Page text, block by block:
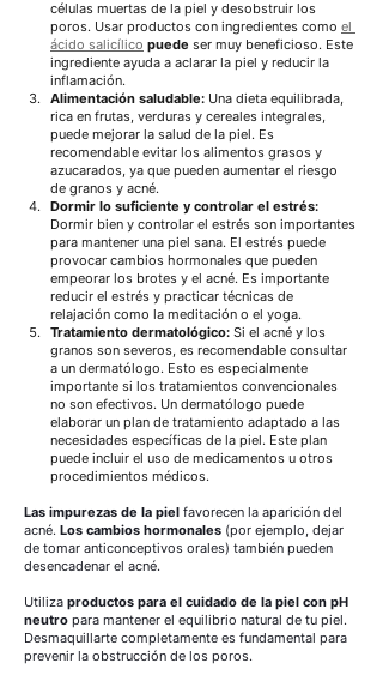
células muertas de la piel y desobstruir los
poros. Usar productos con ingredientes como el
ácido salicílico puede ser muy beneficioso. Este
ingrediente ayuda a aclarar la piel y reducir la
inflamación.
Alimentación saludable: Una dieta equilibrada,
rica en frutas, verduras y cereales integrales,
puede mejorar la salud de la piel. Es
recomendable evitar los alimentos grasos y
azucarados, ya que pueden aumentar el riesgo
de granos y acné.
Dormir lo suficiente y controlar el estrés:
Dormir bien y controlar el estrés son importantes
para mantener una piel sana. El estrés puede
provocar cambios hormonales que pueden
empeorar los brotes y el acné. Es importante
reducir el estrés y practicar técnicas de
relajación como la meditación o el yoga.
Tratamiento dermatológico: Si el acné y los
granos son severos, es recomendable consultar
a un dermatólogo. Esto es especialmente
importante si los tratamientos convencionales
no son efectivos. Un dermatólogo puede
elaborar un plan de tratamiento adaptado a las
necesidades específicas de la piel. Este plan
puede incluir el uso de medicamentos u otros
procedimientos médicos.
Las impurezas de la piel favorecen la aparición del
acné. Los cambios hormonales (por ejemplo, dejar
de tomar anticonceptivos orales) también pueden
desencadenar el acné.
Utiliza productos para el cuidado de la piel con pH
neutro para mantener el equilibrio natural de tu piel.
Desmaquillarte completamente es fundamental para
prevenir la obstrucción de los poros.